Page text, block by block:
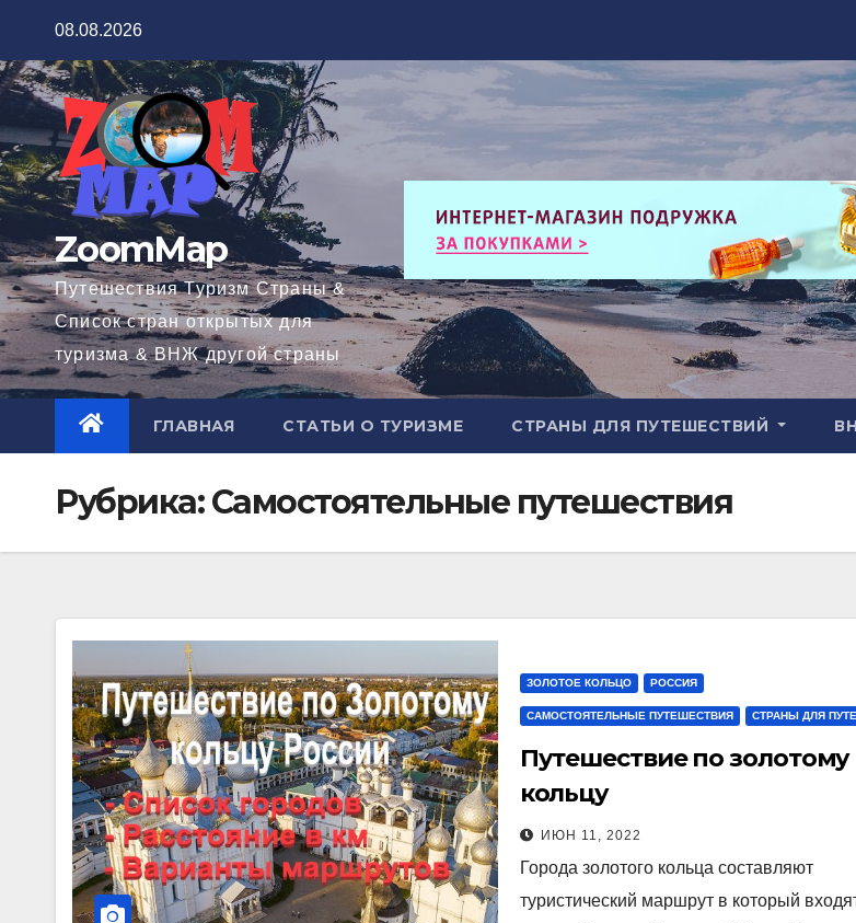
содержимому
08.08.2026
ZoomMap
Путешествия Туризм Страны &
Список стран открытых для
туризма & ВНЖ другой страны
ГЛАВНАЯ СТАТЬИ О ТУРИЗМЕ СТРАНЫ ДЛЯ ПУТЕШЕСТВИЙ
Рубрика: Самостоятельные путешествия
ЗОЛОТОЕ КОЛЬЦО РОССИЯ
САМОСТОЯТЕЛЬНЫЕ ПУТЕШЕСТВИЯ СТРАНЫ ДЛЯ
Путешествие по золотому
кольцу
ИЮН 11, 2022
Города золотого кольца составляют
туристический маршрут в который